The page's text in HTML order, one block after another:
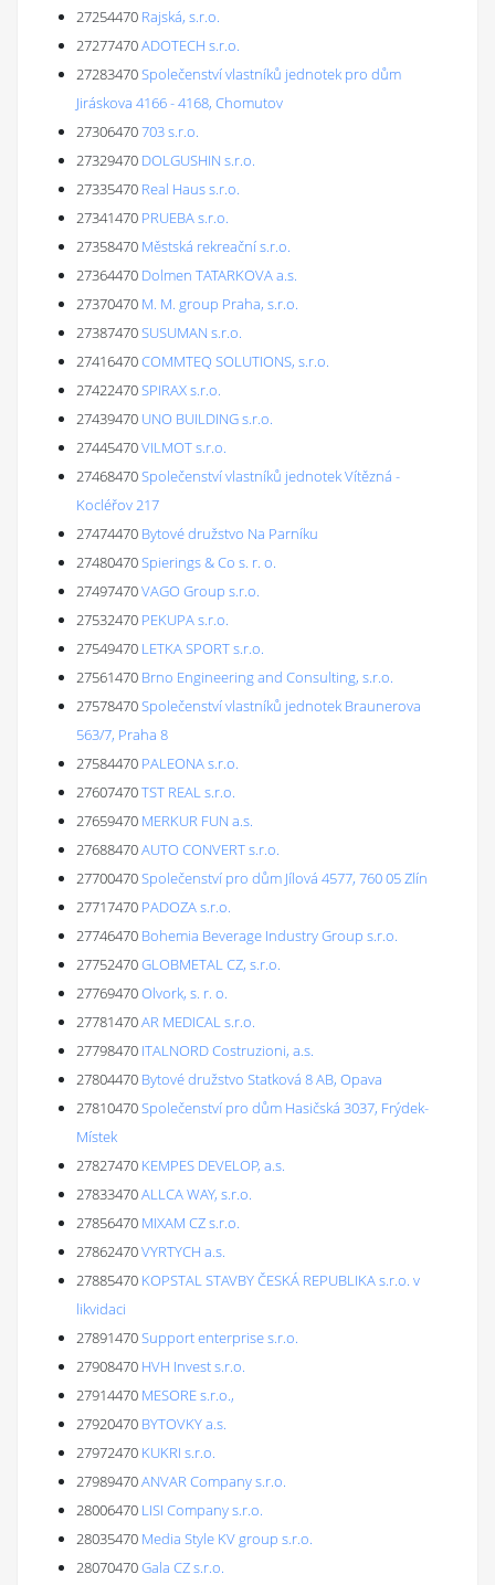
27254470 Rajská, s.r.o.
27277470ADOTECH s.r.o.
27283470Společenství vlastníků jednotek pro dům
Jiráskova 4166 - 4168, Chomutov
27306470703 s.r.o.
27329470 DOLGUSHIN s.r.o.
27335470 Real Haus s.r.o.
27341470 PRUEBA s.r.o.
27358470 Městská rekreační s.r.o.
27364470 Dolmen TATARKOVA a.s.
27370470 M. M. group Praha, s.r.o.
27387470SUSUMAN s.r.o.
27416470COMMTEQ SOLUTIONS, s.r.o.
27422470SPIRAX s.r.o.
27439470 UNO BUILDING s.r.o.
27445470VILMOT s.r.o.
27468470Společenství vlastníků jednotek Vítězná -
Kocléřov 217
27474470 Bytové družstvo Na Parníku
27480470Spierings & Co s. r. o.
27497470VAGO Group s.r.o.
27532470 PEKUPA s.r.o.
27549470 LETKA SPORT s.r.o.
27561470 Brno Engineering and Consulting, s.r.o.
27578470Společenství vlastníků jednotek Braunerova
563/7, Praha 8
27584470 PALEONA s.r.o.
27607470TST REAL s.r.o.
27659470 MERKUR FUN a.s.
27688470AUTO CONVERT s.r.o.
27700470Společenství pro dům Jílová 4577, 760 05 Zlín
27717470 PADOZA s.r.o.
27746470 Bohemia Beverage Industry Group s.r.o.
27752470GLOBMETAL CZ, s.r.o.
27769470Olvork, s. r. o.
27781470AR MEDICAL s.r.o.
27798470 ITALNORD Costruzioni, a.s.
27804470 Bytové družstvo Statková 8 AB, Opava
27810470Společenství pro dům Hasičská 3037, Frýdek-
Místek
27827470 KEMPES DEVELOP, a.s.
27833470ALLCA WAY, s.r.o.
27856470 MIXAM CZ s.r.o.
27862470VYRTYCH a.s.
27885470 KOPSTAL STAVBY ČESKÁ REPUBLIKA s.r.o. v
likvidaci
27891470Support enterprise s.r.o.
27908470 HVH Invest s.r.o.
27914470 MESORE s.r.o.,
27920470 BYTOVKY a.s.
27972470 KUKRI s.r.o.
27989470ANVAR Company s.r.o.
28006470 LISI Company s.r.o.
28035470 Media Style KV group s.r.o.
28070470Gala CZ s.r.o.